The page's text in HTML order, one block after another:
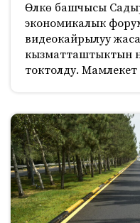
Өлкө башчысы
экономикалык
видеокайрылуу
кызматташтыктын
токтолду.